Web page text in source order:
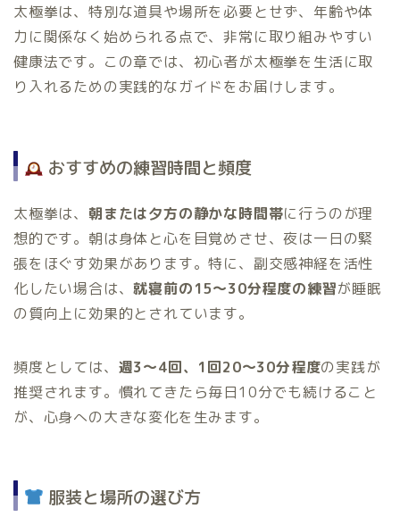
太極拳は、特別な道具や場所を必要とせず、年齢や体
力に関係なく始められる点で、非常に取り組みやすい
健康法です。この章では、初心者が太極拳を生活に取
り入れるための実践的なガイドをお届けします。
おすすめの練習時間と頻度
太極拳は、 朝または夕方の静かな時間帯に行うのが理
想的です。朝は身体と心を目覚めさせ、夜は一日の緊
張をほぐす効果があります。特に、副交感神経を活性
化したい場合は、就寝前の15〜30分程度の練習が睡眠
の質向上に効果的とされています。
頻度としては、 週3〜4回、1回20〜30分程度の実践が
推奨されます。慣れてきたら毎日10分でも続けること
が、心身への大きな変化を生みます。
服装と場所の選び方